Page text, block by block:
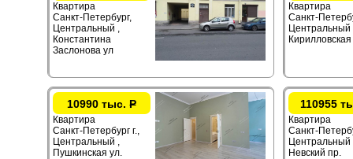
Квартира
Санкт-Петербург,
Центральный ,
Константина
Заслонова ул
Квартира
Санкт-
Центральный
Кирилловская
10990 тыс.Р
Квартира
Санкт-Петербург г.,
Центральный ,
Пушкинская ул.
110955
Квартира
Санкт-
Центральный
Невский пр.